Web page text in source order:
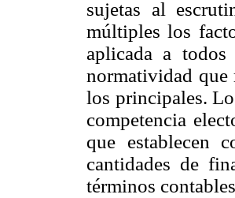
sujetas al
múltiples los
aplicada a
normatividad
los principales.
competencia
que establecen
cantidades de
términos